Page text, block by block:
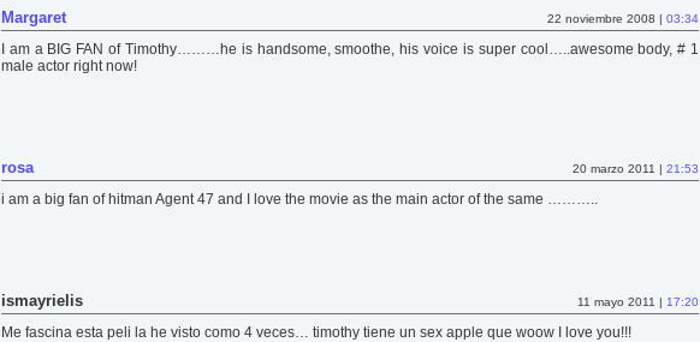
Margaret 22 noviembre 2008 | 03:34
I am a BIG FAN of Timothy………he is handsome, smoothe, his voice is super cool…..awesome body, # 1
male actor right now!
rosa 20 marzo 2011 | 21:53
i am a big fan of hitman Agent 47 and I love the movie as the main actor of the same ………..
ismayrielis 11 mayo 2011 | 17:20
Me fascina esta peli la he visto como 4 veces… timothy tiene un sex apple que woow I love you!!!